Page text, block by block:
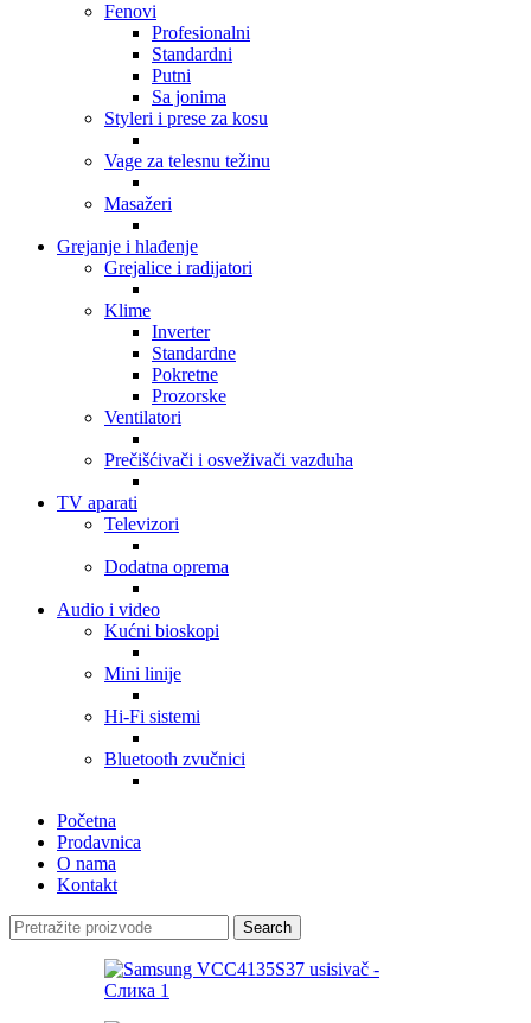
Fenovi
Profesionalni
Standardni
Putni
Sa jonima
Styleri i prese za kosu
Vage za telesnu težinu
Masažeri
Grejanje i hlađenje
Grejalice i radijatori
Klime
Inverter
Standardne
Pokretne
Prozorske
Ventilatori
Prečišćivači i osveživači vazduha
TV aparati
Televizori
Dodatna oprema
Audio i video
Kućni bioskopi
Mini linije
Hi-Fi sistemi
Bluetooth zvučnici
Početna
Prodavnica
O nama
Kontakt
Search